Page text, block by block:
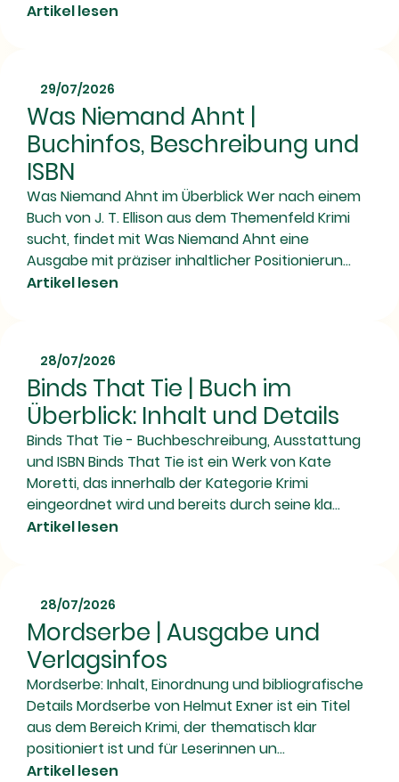
Artikel lesen
29/07/2026
Was Niemand Ahnt |
Buchinfos, Beschreibung und
ISBN
Was Niemand Ahnt im Überblick Wer nach einem
Buch von J. T. Ellison aus dem Themenfeld Krimi
sucht, findet mit Was Niemand Ahnt eine
Ausgabe mit präziser inhaltlicher Positionierun...
Artikel lesen
28/07/2026
Binds That Tie | Buch im
Überblick: Inhalt und Details
Binds That Tie - Buchbeschreibung, Ausstattung
und ISBN Binds That Tie ist ein Werk von Kate
Moretti, das innerhalb der Kategorie Krimi
eingeordnet wird und bereits durch seine kla...
Artikel lesen
28/07/2026
Mordserbe | Ausgabe und
Verlagsinfos
Mordserbe: Inhalt, Einordnung und bibliografische
Details Mordserbe von Helmut Exner ist ein Titel
aus dem Bereich Krimi, der thematisch klar
positioniert ist und für Leserinnen un...
Artikel lesen